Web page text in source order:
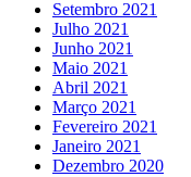
Setembro 2021
Julho 2021
Junho 2021
Maio 2021
Abril 2021
Março 2021
Fevereiro 2021
Janeiro 2021
Dezembro 2020